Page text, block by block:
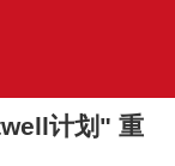
计划" 重